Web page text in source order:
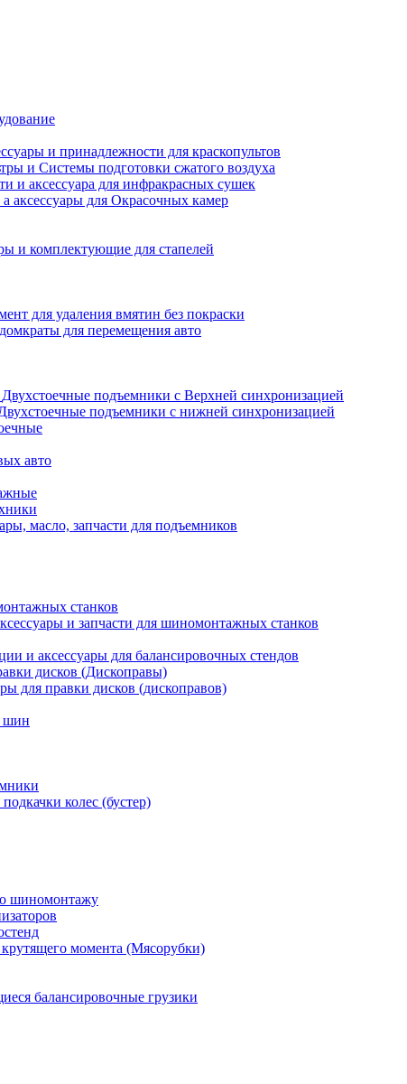
и принадлежности для краскопультов
и Системы подготовки сжатого воздуха
и аксессуара для инфракрасных сушек
аксессуары для Окрасочных камер
и комплектующие для стапелей
для удаления вмятин без покраски
для перемещения авто
Двухстоечные подъемники с Верхней синхронизацией
подъемники с нижней синхронизацией
авто
масло, запчасти для подъемников
станков
и запчасти для шиномонтажных станков
и аксессуары для балансировочных стендов
дисков (Дископравы)
для правки дисков (дископравов)
шин
колес (бустер)
шиномонтажу
момента (Мясорубки)
балансировочные грузики